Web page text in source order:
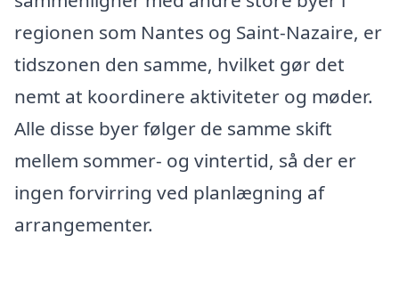
regionen som Nantes og Saint-Nazaire, er
tidszonen den samme, hvilket gør det
nemt at koordinere aktiviteter og møder.
Alle disse byer følger de samme skift
mellem sommer- og vintertid, så der er
ingen forvirring ved planlægning af
arrangementer.